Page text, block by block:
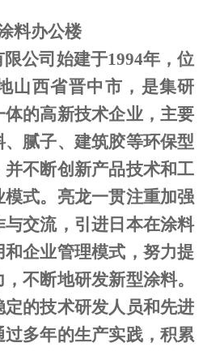
料办公楼
公司始建于1994年，位
山西省晋中市，是集研
的高新技术企业，主要
腻子、建筑胶等环保型
不断创新产品技术和工
模式。 亮龙一贯注重加强
交流，引进日本在涂料
企业管理模式，努力提
不断地研发新型涂料。
的技术研发人员和先进
多年的生产实践，积累